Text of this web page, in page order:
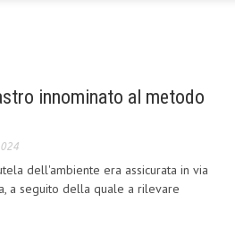
innominato al metodo
dell'ambiente era assicurata in via
a seguito della quale a rilevare